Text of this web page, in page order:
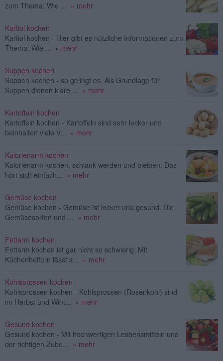
zum Thema: Wie ... » mehr
Karfiol kochen
Karfiol kochen - Hier gibt es nützliche Informationen zum
Thema: Wie ... » mehr
Suppen kochen
Suppen kochen - so gelingt es. Als Grundlage für
Suppen dienen klare ... » mehr
Kartoffeln kochen
Kartoffeln kochen - Kartoffeln sind sehr lecker und
beinhalten viele V... » mehr
Kalorienarm kochen
Kalorienarm kochen, schlank werden und bleiben: Das
hört sich einfach... » mehr
Gemüse kochen
Gemüse kochen - Gemüse ist lecker und gesund. Die
Gemüsesorten und ... » mehr
Fettarm kochen
Fettarm kochen ist gar nicht so schwierig. Mit
Küchenhelfern lässt s... » mehr
Kohlsprossen kochen
Kohlsprossen kochen - Kohlsprossen (Rosenkohl) sind
im Herbst und Wint... » mehr
Gesund kochen
Gesund kochen - Mit hochwertigen Lesbensmitteln und
der richtigen Zube... » mehr